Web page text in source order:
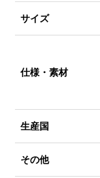
サイズ
仕様・素材
生産国
その他